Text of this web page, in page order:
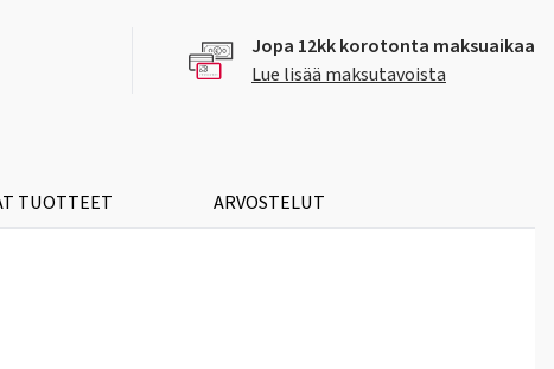
Jopa 12kk korotonta maksuaikaa
Lue lisää maksutavoista
TUOTTEET ARVOSTELUT